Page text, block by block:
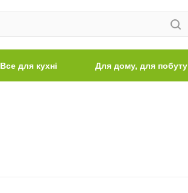
Все для кухні Для дому, для побуту